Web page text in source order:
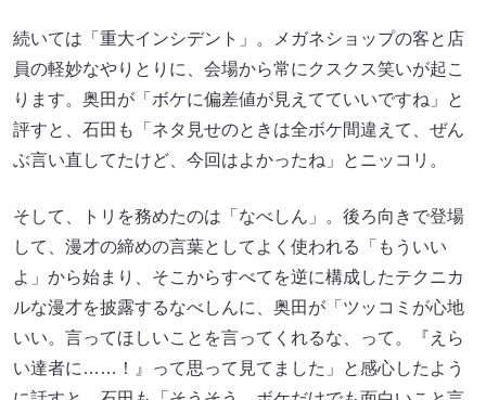
続いては「重大インシデント」。メガネショップの客と店
員の軽妙なやりとりに、会場から常にクスクス笑いが起こ
ります。奥田が「ボケに偏差値が見えてていいですね」と
評すと、石田も「ネタ見せのときは全ボケ間違えて、ぜん
ぶ言い直してたけど、今回はよかったね」とニッコリ。
そして、トリを務めたのは「なべしん」。後ろ向きで登場
して、漫才の締めの言葉としてよく使われる「もういい
よ」から始まり、そこからすべてを逆に構成したテクニカ
ルな漫才を披露するなべしんに、奥田が「ツッコミが心地
いい。言ってほしいことを言ってくれるな、って。『えら
い達者に……！』って思って見てました」と感心したよう